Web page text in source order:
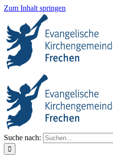
Zum Inhalt springen
Suche nach: